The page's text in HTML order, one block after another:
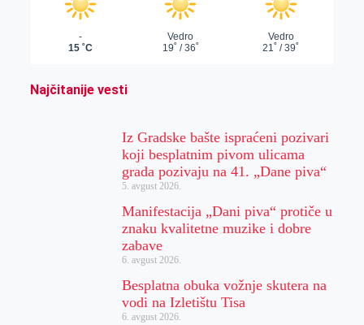
Najčitanije vesti
Iz Gradske bašte ispraćeni pozivari
koji besplatnim pivom ulicama
grada pozivaju na 41. „Dane piva“
5. avgust 2026.
Manifestacija „Dani piva“ protiče u
znaku kvalitetne muzike i dobre
zabave
6. avgust 2026.
Besplatna obuka vožnje skutera na
vodi na Izletištu Tisa
6. avgust 2026.